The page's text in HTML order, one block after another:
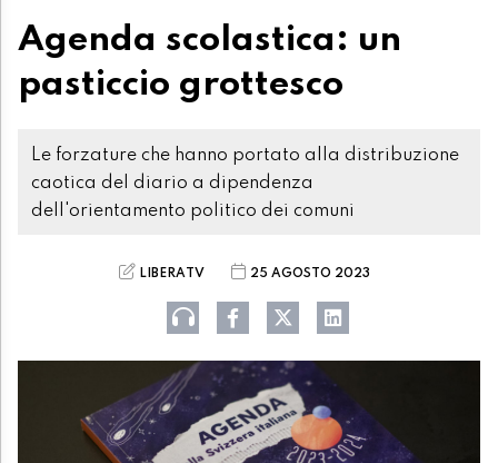
Agenda scolastica: un
pasticcio grottesco
Le forzature che hanno portato alla distribuzione
caotica del diario a dipendenza
dell'orientamento politico dei comuni
LIBERATV 25 AGOSTO 2023